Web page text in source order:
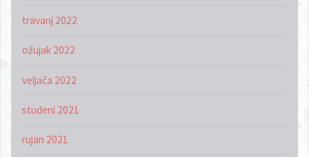
travanj 2022
ožujak 2022
veljača 2022
studeni 2021
rujan 2021